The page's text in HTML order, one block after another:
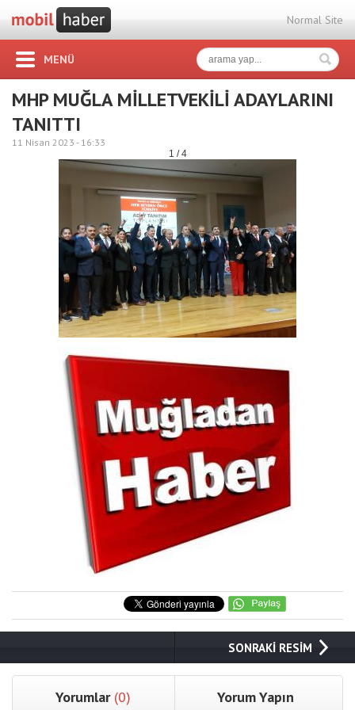
Normal Site
MENÜ
MHP MUĞLA MİLLETVEKİLİ ADAYLARINI
TANITTI
11 Nisan 2023 - 16:33
1 / 4
SONRAKİ RESİM
Yorumlar (0) Yorum Yapın